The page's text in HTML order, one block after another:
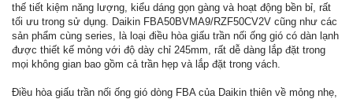
thế tiết kiệm năng lượng, kiểu dáng gọn gàng và hoạt động bền bỉ, rất
tối ưu trong sử dụng. Daikin FBA50BVMA9/RZF50CV2V cũng như các
sản phẩm cùng series, là loại điều hòa giấu trần nối ống gió có dàn lạnh
được thiết kế mỏng với độ dày chỉ 245mm, rất dễ dàng lắp đặt trong
mọi không gian bao gồm cả trần hẹp và lắp đặt trong vách.
Điều hòa giấu trần nối ống gió dòng FBA của Daikin thiên về mỏng nhẹ,